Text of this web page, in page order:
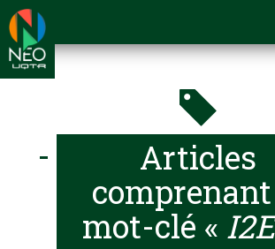
Articles
mot-clé «